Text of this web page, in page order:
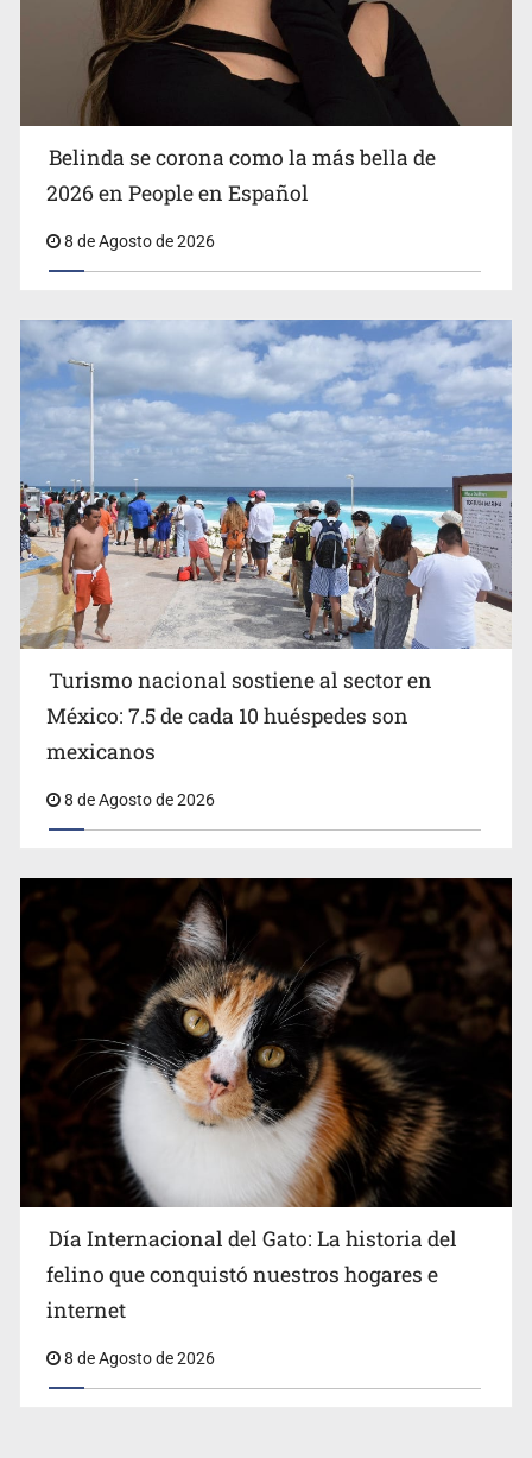
Ciclosporiasis no representa un riesgo epidemiológico
masivo
EU reanudará este sábado inspecciones de aguacate en
Michoacán
Belinda se corona como la más bella de 2026 en People
Belinda se corona como la más bella de
2026 en People en Español
8 de Agosto de 2026
Turismo nacional sostiene al sector en
México: 7.5 de cada 10 huéspedes son
mexicanos
8 de Agosto de 2026
Día Internacional del Gato: La historia del
felino que conquistó nuestros hogares e
internet
8 de Agosto de 2026